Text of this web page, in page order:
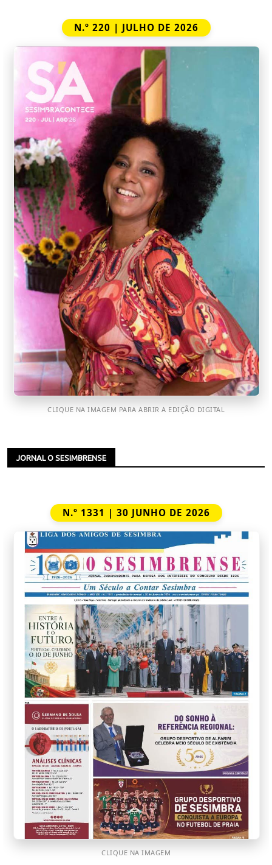
N.º 220 | JULHO DE 2026
CLIQUE NA IMAGEM PARA ABRIR A EDIÇÃO DIGITAL
JORNAL O SESIMBRENSE
N.º 1331 | 30 JUNHO DE 2026
CLIQUE NA IMAGEM